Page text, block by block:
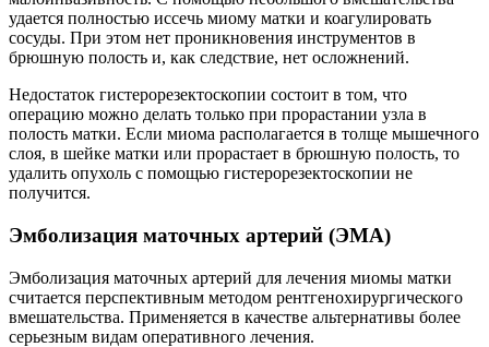
удается полностью иссечь миому матки и коагулировать
сосуды. При этом нет проникновения инструментов в
брюшную полость и, как следствие, нет осложнений.
Недостаток гистерорезектоскопии состоит в том, что
операцию можно делать только при прорастании узла в
полость матки. Если миома располагается в толще мышечного
слоя, в шейке матки или прорастает в брюшную полость, то
удалить опухоль с помощью гистерорезектоскопии не
получится.
Эмболизация маточных артерий (ЭМА)
Эмболизация маточных артерий для лечения миомы матки
считается перспективным методом рентгенохирургического
вмешательства. Применяется в качестве альтернативы более
серьезным видам оперативного лечения.